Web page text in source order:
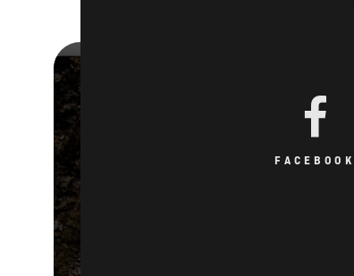
FACEBOOK